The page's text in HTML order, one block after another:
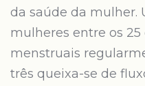
da saúde da mulher.
mulheres entre os
menstruais
três queixa-se de